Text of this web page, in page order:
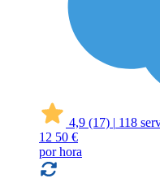
4,9 (17) | 118
12 50 €
por hora